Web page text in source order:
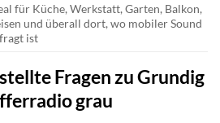
für Küche, Werkstatt, Garten, Balkon,
und überall dort, wo mobiler Sound
ist
Fragen zu Grundig
grau